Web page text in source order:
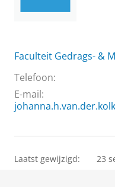
Faculteit Gedrags- &
Telefoon:
E-mail:
Laatst gewijzigd: 23